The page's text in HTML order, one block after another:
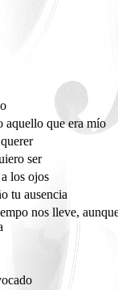
aquello que era mío
ser
los ojos
tu ausencia
nos lleve,